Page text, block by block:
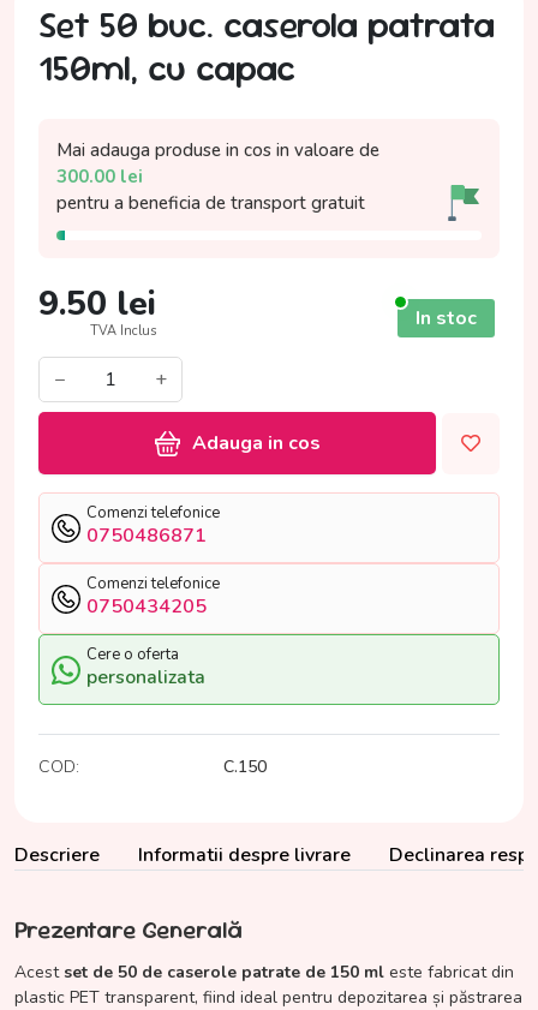
Set 50 buc. caserola patrata
150ml, cu capac
Mai adauga produse in cos in valoare de
300.00 lei
pentru a beneficia de transport gratuit
9.50 lei
TVA Inclus In stoc
− +
Adauga in cos
Comenzi telefonice
0750486871
Comenzi telefonice
0750434205
Cere o oferta
personalizata
COD: C.150
Descriere Informatii despre livrare Declinarea
Prezentare Generală
Acestset de 50 de caserole patrate de 150 ml este fabricat din
plastic PET transparent, fiind ideal pentru depozitarea și păstrarea